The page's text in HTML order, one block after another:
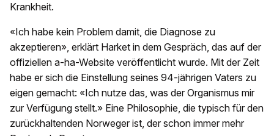
Krankheit.
«Ich habe kein Problem damit, die Diagnose zu
akzeptieren», erklärt Harket in dem Gespräch, das auf der
offiziellen a-ha-Website veröffentlicht wurde. Mit der Zeit
habe er sich die Einstellung seines 94-jährigen Vaters zu
eigen gemacht: «Ich nutze das, was der Organismus mir
zur Verfügung stellt.» Eine Philosophie, die typisch für den
zurückhaltenden Norweger ist, der schon immer mehr